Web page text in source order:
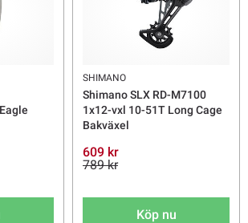
SHIMANO
Shimano SLX RD-M7100
1x12-vxl 10-51T Long Cage
Bakväxel
609 kr
789 kr
Köp nu